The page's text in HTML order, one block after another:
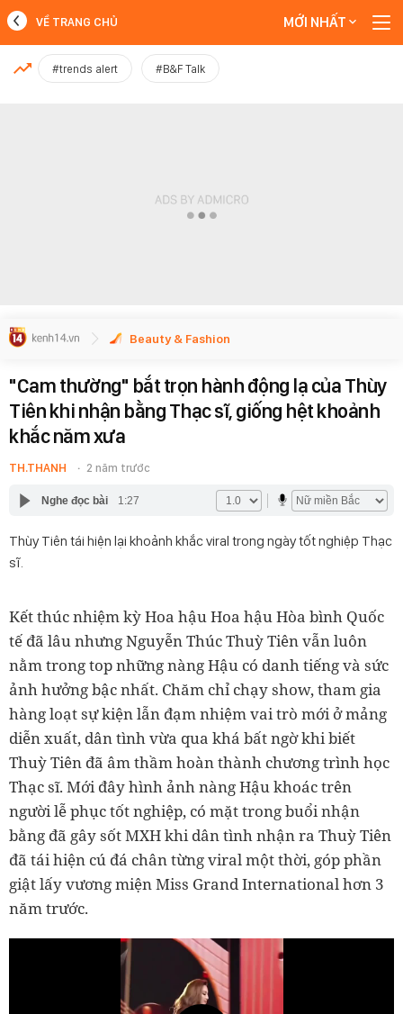
MỚI NHẤT
VỀ TRANG CHỦ MỚI NHẤT
#trends alert #B&F Talk
Beauty & Fashion
"Cam thường" bắt trọn hành động lạ của Thùy
Tiên khi nhận bằng Thạc sĩ, giống hệt khoảnh
khắc năm xưa
TH.THANH 2 năm trước
Nghe đọc bài 1:27
Thùy Tiên tái hiện lại khoảnh khắc viral trong ngày tốt nghiệp Thạc
sĩ.
Kết thúc nhiệm kỳ Hoa hậu Hoa hậu Hòa bình Quốc
tế đã lâu nhưng Nguyễn Thúc Thuỳ Tiên vẫn luôn
nằm trong top những nàng Hậu có danh tiếng và sức
ảnh hưởng bậc nhất. Chăm chỉ chạy show, tham gia
hàng loạt sự kiện lẫn đạm nhiệm vai trò mới ở mảng
diễn xuất, dân tình vừa qua khá bất ngờ khi biết
Thuỳ Tiên đã âm thầm hoàn thành chương trình học
Thạc sĩ. Mới đây hình ảnh nàng Hậu khoác trên
người lễ phục tốt nghiệp, có mặt trong buổi nhận
bằng đã gây sốt MXH khi dân tình nhận ra Thuỳ Tiên
đã tái hiện cú đá chân từng viral một thời, góp phần
giật lấy vương miện Miss Grand International hơn 3
năm trước.